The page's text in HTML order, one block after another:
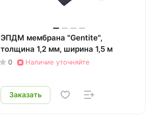
ЭПДМ мембрана "Gentite",
толщина 1,2 мм, ширина 1,5 м
0 Наличие уточняйте
Заказать